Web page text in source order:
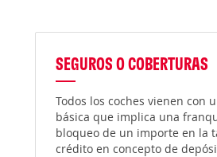
SEGUROS O COBERTURAS
Todos los coches vienen con
básica que implica una
bloqueo de un importe en la
crédito en concepto de